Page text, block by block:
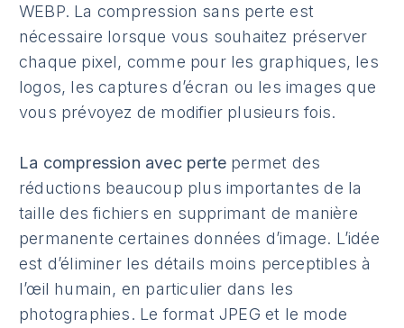
WEBP. La compression sans perte est
nécessaire lorsque vous souhaitez préserver
chaque pixel, comme pour les graphiques, les
logos, les captures d’écran ou les images que
vous prévoyez de modifier plusieurs fois.
La compression avec perte permet des
réductions beaucoup plus importantes de la
taille des fichiers en supprimant de manière
permanente certaines données d’image. L’idée
est d’éliminer les détails moins perceptibles à
l’œil humain, en particulier dans les
photographies. Le format JPEG et le mode